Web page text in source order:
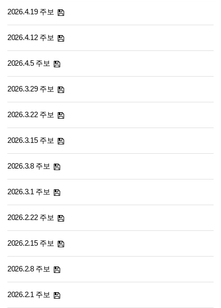
2026.4.19 주보
2026.4.12 주보
2026.4.5 주보
2026.3.29 주보
2026.3.22 주보
2026.3.15 주보
2026.3.8 주보
2026.3.1 주보
2026.2.22 주보
2026.2.15 주보
2026.2.8 주보
2026.2.1 주보